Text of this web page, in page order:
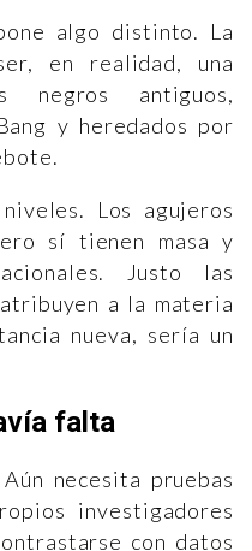
algo distinto. La
en realidad, una
negros antiguos,
y heredados por
Los agujeros
sí tienen masa y
Justo las
a la materia
nueva, sería un
falta
necesita pruebas
investigadores
con datos